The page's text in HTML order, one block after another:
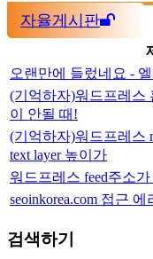
자율게시판
오랜만에 들렀네요 -
(기억하자)워드프레스
이 안될 때!
(기억하자)워드프레스
text layer 높이가
워드프레스 feed주소
seoinkorea.com 접근
검색하기